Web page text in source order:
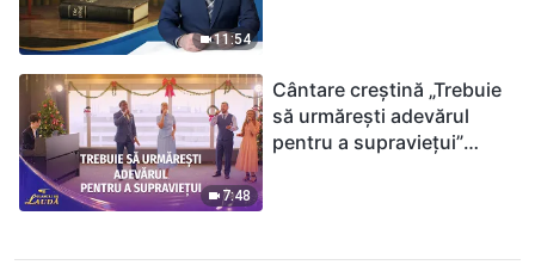
11:54
7:48
Cântare creștină „Trebuie
să urmărești adevărul
pentru a supraviețui”